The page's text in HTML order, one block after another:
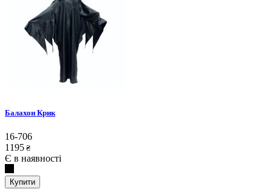
Балахон Крик
16-706
1195 ₴
Є в наявності
Купити